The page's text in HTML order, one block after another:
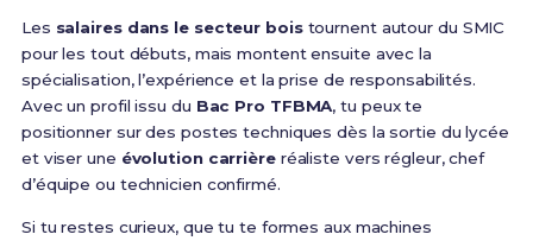
Les salaires dans le secteur boistournent autour du SMIC
pour les tout débuts, mais montent ensuite avec la
spécialisation, l’expérience et la prise de responsabilités.
Avec un profil issu du Bac Pro TFBMA, tu peux te
positionner sur des postes techniques dès la sortie du lycée
et viser une évolution carrièreréaliste vers régleur, chef
d’équipe ou technicien confirmé.
Si tu restes curieux, que tu te formes aux machines